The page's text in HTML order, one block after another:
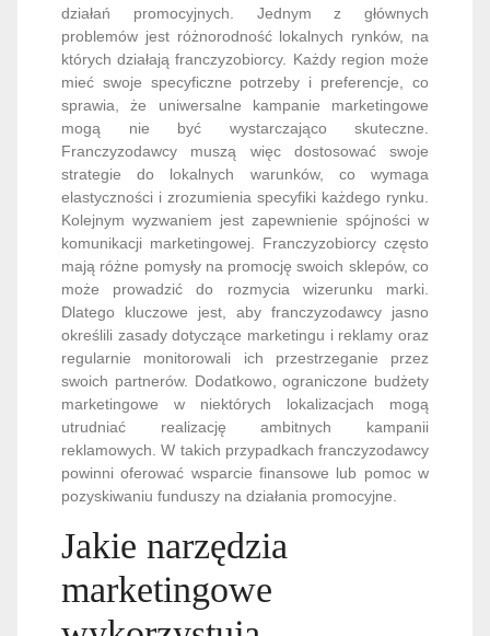
działań promocyjnych. Jednym z głównych
problemów jest różnorodność lokalnych rynków, na
których działają franczyzobiorcy. Każdy region może
mieć swoje specyficzne potrzeby i preferencje, co
sprawia, że uniwersalne kampanie marketingowe
mogą nie być wystarczająco skuteczne.
Franczyzodawcy muszą więc dostosować swoje
strategie do lokalnych warunków, co wymaga
elastyczności i zrozumienia specyfiki każdego rynku.
Kolejnym wyzwaniem jest zapewnienie spójności w
komunikacji marketingowej. Franczyzobiorcy często
mają różne pomysły na promocję swoich sklepów, co
może prowadzić do rozmycia wizerunku marki.
Dlatego kluczowe jest, aby franczyzodawcy jasno
określili zasady dotyczące marketingu i reklamy oraz
regularnie monitorowali ich przestrzeganie przez
swoich partnerów. Dodatkowo, ograniczone budżety
marketingowe w niektórych lokalizacjach mogą
utrudniać realizację ambitnych kampanii
reklamowych. W takich przypadkach franczyzodawcy
powinni oferować wsparcie finansowe lub pomoc w
pozyskiwaniu funduszy na działania promocyjne.
Jakie narzędzia
marketingowe